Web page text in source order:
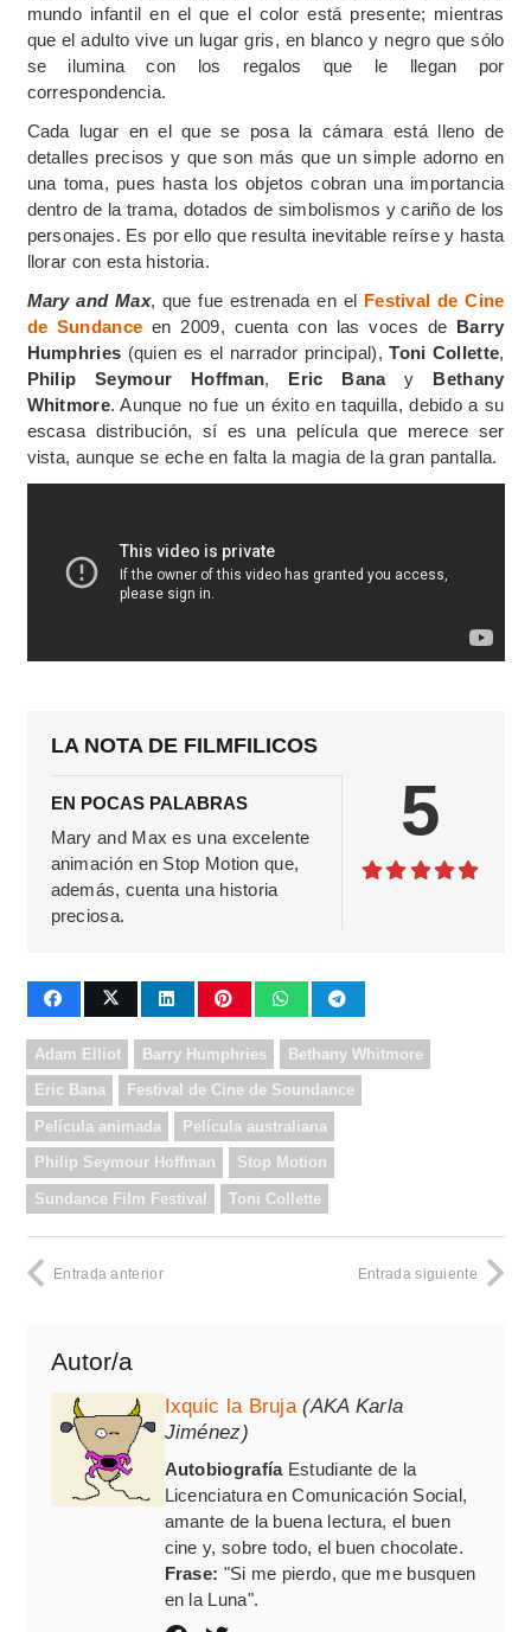
mundo infantil en el que el color está presente; mientras
que el adulto vive un lugar gris, en blanco y negro que sólo
se ilumina con los regalos que le llegan por
correspondencia.
Cada lugar en el que se posa la cámara está lleno de
detalles precisos y que son más que un simple adorno en
una toma, pues hasta los objetos cobran una importancia
dentro de la trama, dotados de simbolismos y cariño de los
personajes. Es por ello que resulta inevitable reírse y hasta
llorar con esta historia.
Mary and Max, que fue estrenada en el Festival de Cine
de Sundance en 2009, cuenta con las voces de Barry
Humphries (quien es el narrador principal),Toni Collette,
Philip Seymour Hoffman, Eric Banay Bethany
Whitmore. Aunque no fue un éxito en taquilla, debido a su
escasa distribución, sí es una película que merece ser
vista, aunque se eche en falta la magia de la gran pantalla.
LA NOTA DE FILMFILICOS
EN POCAS PALABRAS
Mary and Max es una excelente
animación en Stop Motion que,
además, cuenta una historia
preciosa.
5
Adam Elliot Barry Humphries Bethany Whitmore
Eric Bana Festival de Cine de Soundance
Película animada Película australiana
Philip Seymour Hoffman Stop Motion
Sundance Film Festival Toni Collette
Entrada anterior Entrada siguiente
Autor/a
Ixquic la Bruja (AKA Karla
Jiménez)
AutobiografíaEstudiante de la
Licenciatura en Comunicación Social,
amante de la buena lectura, el buen
cine y, sobre todo, el buen chocolate.
Frase: "Si me pierdo, que me busquen
en la Luna".